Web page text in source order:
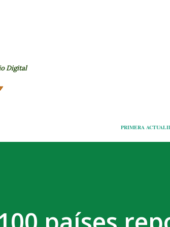
Digital
PRIMERA